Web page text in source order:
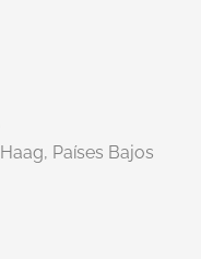
Países Bajos